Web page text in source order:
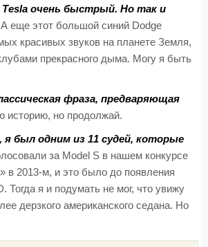
Tesla очень быстрый. Но так и
А еще этот большой синий Dodge
красивых звуков на планете Земля,
прекрасного дыма. Могу я быть
фраза, предваряющая
историю, но продолжай.
я был одним из 11 судей, которые
за Model S в нашем конкурсе
в 2013-м, и это было до появления
Тогда я и подумать не мог, что увижу
дерзкого американского седана. Но